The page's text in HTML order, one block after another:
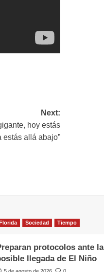
Next:
hoy estás
estás allá abajo”
Sociedad Tiempo
protocolos ante la
llegada de El Niño